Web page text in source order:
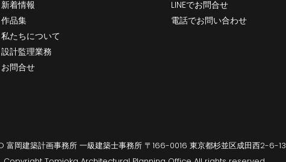
新着情報
作品集
私たちについて
設計監理業務
お問合せ
LINEでお問合せ
電話でお問い合わせ
富岡建築計画事務所 一級建築士事務所 〒166-0016 東京都杉並区成田西2-6-13